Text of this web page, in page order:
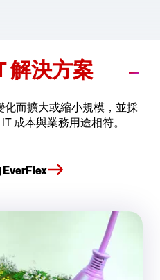
解決方案
化而擴大或縮小規模，並採
成本與業務用途相符。
EverFlex